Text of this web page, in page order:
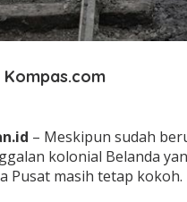
p
a
M
s
o
k
o
h
Kompas.com
– Meskipun sudah
kolonial Belanda
Pusat masih tetap kokoh.